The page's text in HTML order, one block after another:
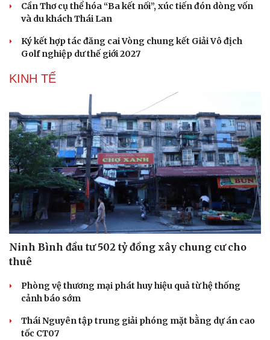
Cần Thơ cụ thể hóa “Ba kết nối”, xúc tiến đón dòng vốn
và du khách Thái Lan
Ký kết hợp tác đăng cai Vòng chung kết Giải Vô địch
Golf nghiệp dư thế giới 2027
KINH TẾ
Ninh Bình đầu tư 502 tỷ đồng xây chung cư cho
thuê
Phòng vệ thương mại phát huy hiệu quả từ hệ thống
cảnh báo sớm
Thái Nguyên tập trung giải phóng mặt bằng dự án cao
tốc CT07